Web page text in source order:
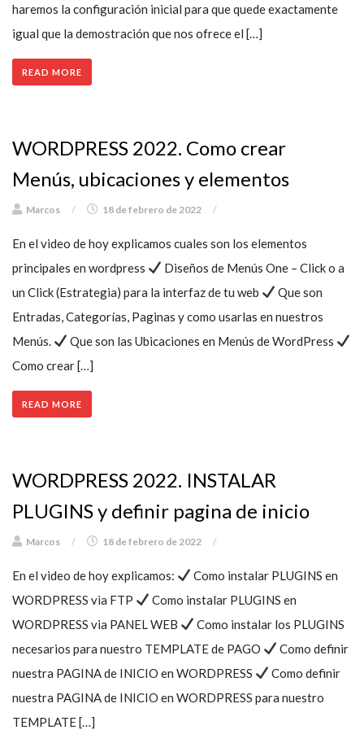
haremos la configuración inicial para que quede exactamente
igual que la demostración que nos ofrece el […]
READ MORE
WORDPRESS 2022. Como crear
Menús, ubicaciones y elementos
Marcos / 18 de febrero de 2022 /
En el video de hoy explicamos cuales son los elementos
principales en wordpress
Diseños de Menús One – Click o a
un Click (Estrategia) para la interfaz de tu web
Que son
Entradas, Categorías, Paginas y como usarlas en nuestros
Menús.
Que son las Ubicaciones en Menús de WordPress
Como crear […]
READ MORE
WORDPRESS 2022. INSTALAR
PLUGINS y definir pagina de inicio
Marcos / 18 de febrero de 2022 /
En el video de hoy explicamos:
Como instalar PLUGINS en
WORDPRESS via FTP
Como instalar PLUGINS en
WORDPRESS via PANEL WEB
Como instalar los PLUGINS
necesarios para nuestro TEMPLATE de PAGO
Como definir
nuestra PAGINA de INICIO en WORDPRESS
Como definir
nuestra PAGINA de INICIO en WORDPRESS para nuestro
TEMPLATE […]